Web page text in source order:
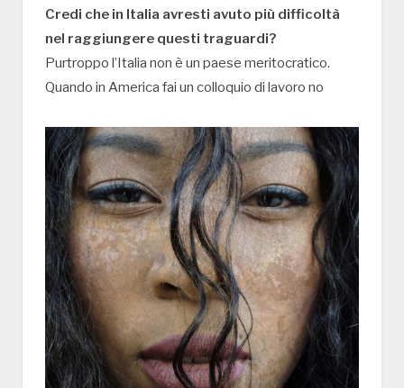
Credi che in Italia avresti avuto più difficoltà
nel raggiungere questi traguardi?
Purtroppo l’Italia non è un paese meritocratico.
Quando in America fai un colloquio di lavoro no